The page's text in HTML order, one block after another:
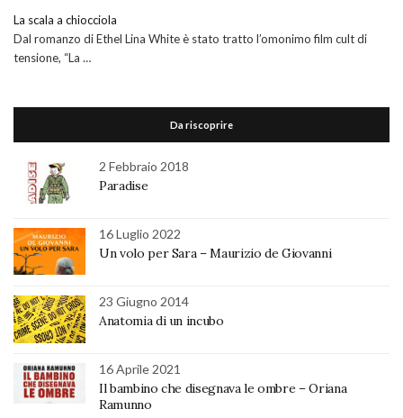
La scala a chiocciola
Dal romanzo di Ethel Lina White è stato tratto l’omonimo film cult di
tensione, “La …
Da riscoprire
2 Febbraio 2018
Paradise
16 Luglio 2022
Un volo per Sara – Maurizio de Giovanni
23 Giugno 2014
Anatomia di un incubo
16 Aprile 2021
Il bambino che disegnava le ombre – Oriana
Ramunno